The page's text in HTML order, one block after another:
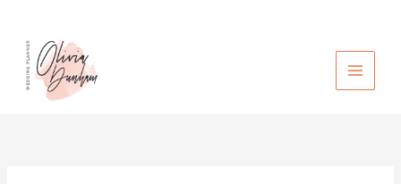
contenido